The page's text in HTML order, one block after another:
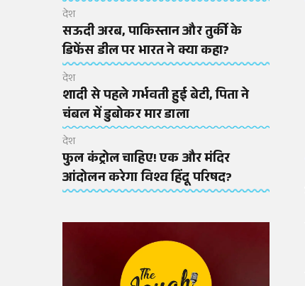
देश
सऊदी अरब, पाकिस्तान और तुर्की के
डिफेंस डील पर भारत ने क्या कहा?
देश
शादी से पहले गर्भवती हुई बेटी, पिता ने
चंबल में डुबोकर मार डाला
देश
फुल कंट्रोल चाहिए! एक और मंदिर
आंदोलन करेगा विश्व हिंदू परिषद?